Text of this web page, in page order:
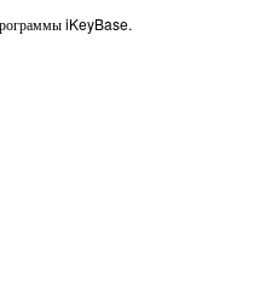
iKeyBase.